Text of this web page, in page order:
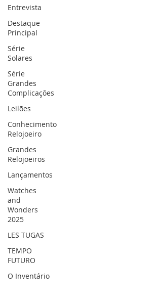
Entrevista
Destaque
Principal
Série
Solares
Série
Grandes
Complicações
Leilões
Conhecimento
Relojoeiro
Grandes
Relojoeiros
Lançamentos
Watches
and
Wonders
2025
LES TUGAS
TEMPO
FUTURO
O Inventário